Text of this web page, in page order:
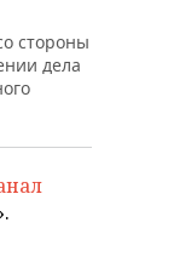
стороны
дела